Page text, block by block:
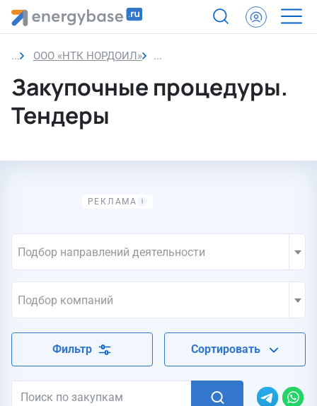
ООО «НТК НОРДОИЛ» Закупки компании
Закупочные процедуры.
Тендеры
Подбор направлений деятельности
Подбор компаний
Фильтр Сортировать